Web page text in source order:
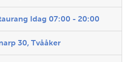
Idag 07:00 - 20:00
30, Tvååker